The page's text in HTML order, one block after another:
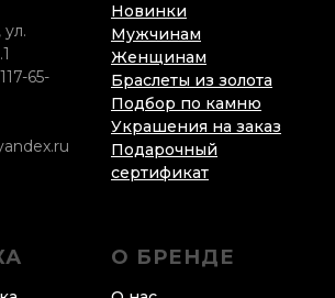
65-
Новинки
Мужчинам
Женщинам
Браслеты из золота
Подбор по камню
Украшения на заказ
Подарочный
сертификат
О БРЕНДЕ